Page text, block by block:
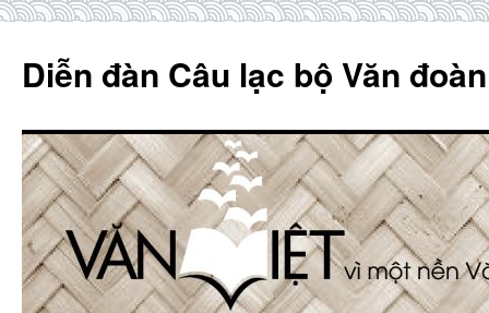
content
Diễn đàn Câu lạc bộ Văn